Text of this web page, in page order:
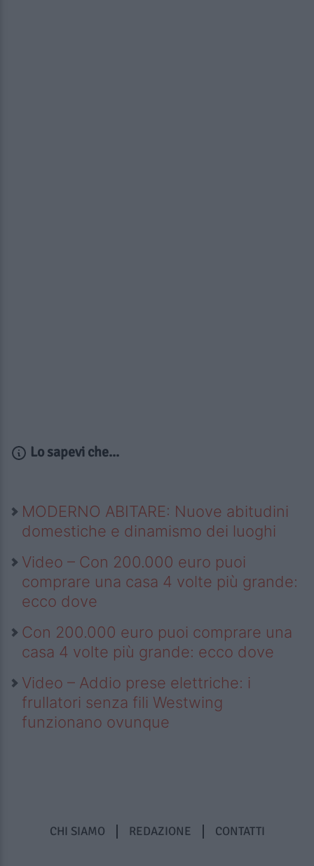
Lo sapevi che...
MODERNO ABITARE: Nuove abitudini
domestiche e dinamismo dei luoghi
Video – Con 200.000 euro puoi
comprare una casa 4 volte più grande:
ecco dove
Con 200.000 euro puoi comprare una
casa 4 volte più grande: ecco dove
Video – Addio prese elettriche: i
frullatori senza fili Westwing
funzionano ovunque
CHI SIAMO REDAZIONE CONTATTI